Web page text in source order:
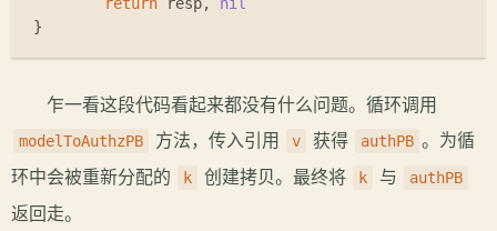
}
乍一看这段代码看起来都没有什么问题。循环调用
modelToAuthzPB 方法，传入引用 v 获得 authPB 。为循
环中会被重新分配的
k 创建拷贝。最终将 k 与 authPB
返回走。